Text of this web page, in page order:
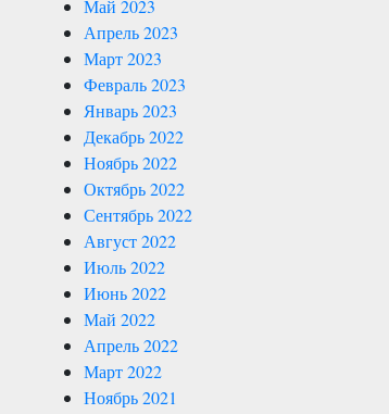
Май 2023
Апрель 2023
Март 2023
Февраль 2023
Январь 2023
Декабрь 2022
Ноябрь 2022
Октябрь 2022
Сентябрь 2022
Август 2022
Июль 2022
Июнь 2022
Май 2022
Апрель 2022
Март 2022
Ноябрь 2021